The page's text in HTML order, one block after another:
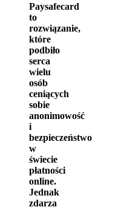
Paysafecard
to
rozwiązanie,
które
podbiło
serca
wielu
osób
ceniących
sobie
anonimowość
i
bezpieczeństwo
w
świecie
płatności
online.
Jednak
zdarza